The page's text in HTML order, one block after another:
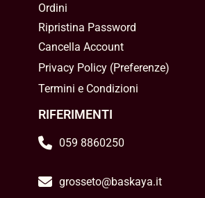
Ordini
Ripristina Password
Cancella Account
Privacy Policy(Preferenze)
Termini e Condizioni
RIFERIMENTI
059 8860250
grosseto@baskaya.it